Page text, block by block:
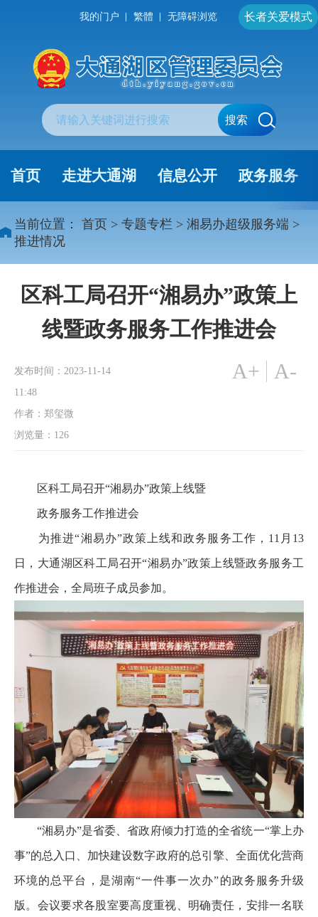
我的门户 繁體 无障碍浏览 长者关爱模式
搜索
首页 走进大通湖 信息公开 政务服务
当前位置： 首页 > 专题专栏 > 湘易办超级服务端 >
推进情况
区科工局召开“湘易办”政策上
线暨政务服务工作推进会
发布时间：2023-11-14
11:48
作者：郑玺微
浏览量： 126
A+ A-
区科工局召开“湘易办”政策上线暨
政务服务工作推进会
为推进“湘易办”政策上线和政务服务工作，11月13
日，大通湖区科工局召开“湘易办”政策上线暨政务服务工
作推进会，全局班子成员参加。
“湘易办”是省委、省政府倾力打造的全省统一“掌上办
事”的总入口、加快建设数字政府的总引擎、全面优化营商
环境的总平台，是湖南“一件事一次办”的政务服务升级
版。会议要求各股室要高度重视、明确责任，安排一名联